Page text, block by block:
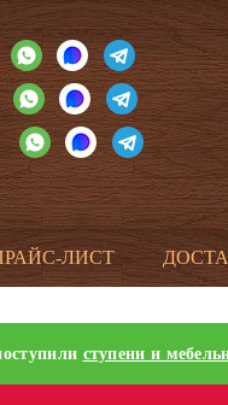
ЛИСТ
ступени и